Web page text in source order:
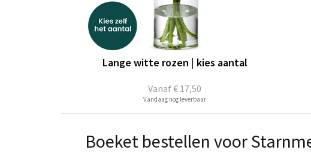
Vanaf€ 17,50
Lange witte rozen | kies aantal
Vandaag nog leverbaar
Boeket bestellen voor